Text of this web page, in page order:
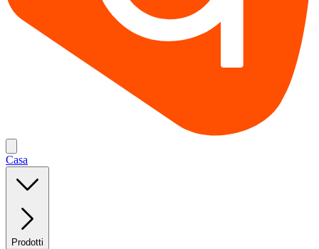
Casa
Prodotti